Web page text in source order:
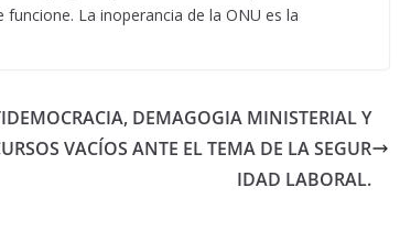
La inoperancia de la ONU es la
DEMAGOGIA MINISTERIAL Y
VACÍOS ANTE EL TEMA DE LA SEGUR
IDAD LABORAL.